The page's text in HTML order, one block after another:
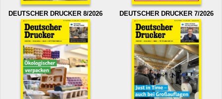
DEUTSCHER DRUCKER 8/2026 DEUTSCHER DRUCKER 7/2026